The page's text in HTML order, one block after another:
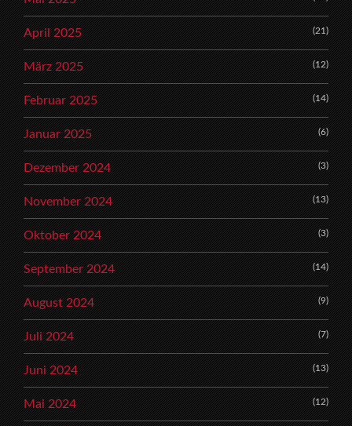
April 2025 (21)
März 2025 (12)
Februar 2025 (14)
Januar 2025 (6)
Dezember 2024 (3)
November 2024 (13)
Oktober 2024 (3)
September 2024 (14)
August 2024 (9)
Juli 2024 (7)
Juni 2024 (13)
Mai 2024 (12)